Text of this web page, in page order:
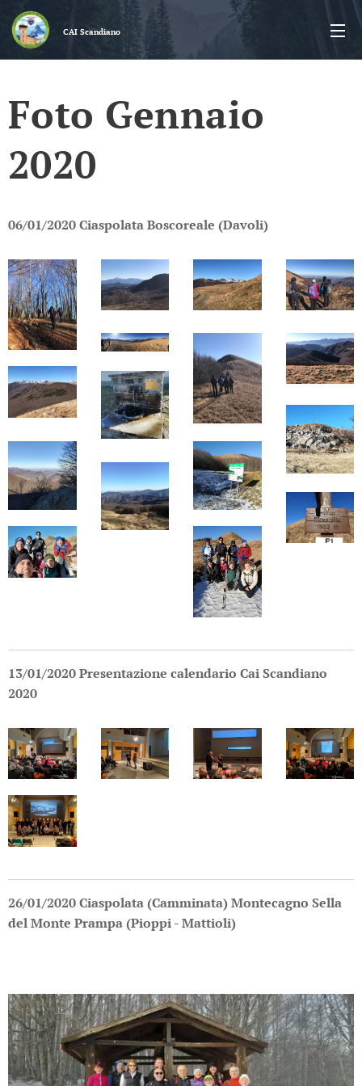
CAI Scandiano
Foto Gennaio
2020
06/01/2020 Ciaspolata Boscoreale (Davoli)
13/01/2020 Presentazione calendario Cai Scandiano
2020
26/01/2020 Ciaspolata (Camminata) Montecagno Sella
del Monte Prampa (Pioppi - Mattioli)